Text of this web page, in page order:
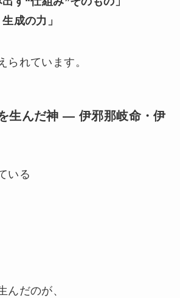
成の力」
られています。
生んだ神 ― 伊邪那岐命・伊
いる
んだのが、